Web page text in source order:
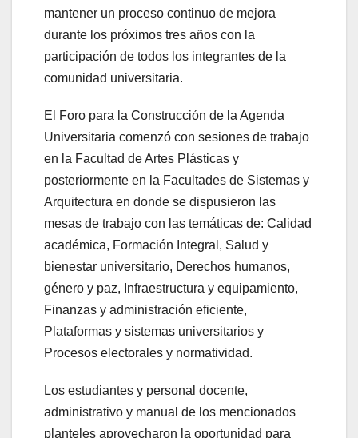
mantener un proceso continuo de mejora
durante los próximos tres años con la
participación de todos los integrantes de la
comunidad universitaria.
El Foro para la Construcción de la Agenda
Universitaria comenzó con sesiones de trabajo
en la Facultad de Artes Plásticas y
posteriormente en la Facultades de Sistemas y
Arquitectura en donde se dispusieron las
mesas de trabajo con las temáticas de: Calidad
académica, Formación Integral, Salud y
bienestar universitario, Derechos humanos,
género y paz, Infraestructura y equipamiento,
Finanzas y administración eficiente,
Plataformas y sistemas universitarios y
Procesos electorales y normatividad.
Los estudiantes y personal docente,
administrativo y manual de los mencionados
planteles aprovecharon la oportunidad para